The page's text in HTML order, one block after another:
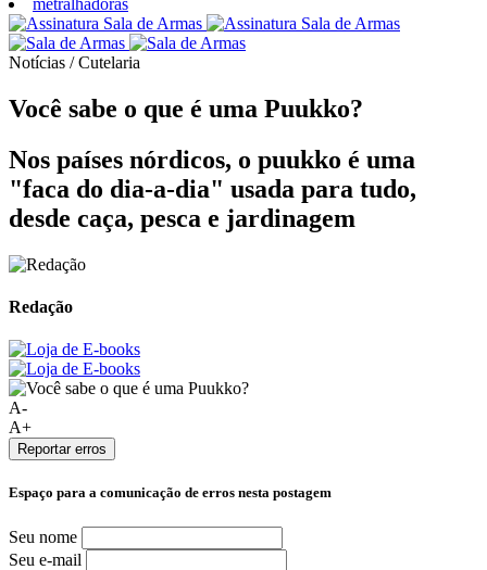
metralhadoras
Notícias / Cutelaria
Você sabe o que é uma Puukko?
Nos países nórdicos, o puukko é uma
"faca do dia-a-dia" usada para tudo,
desde caça, pesca e jardinagem
Redação
A-
A+
Reportar erros
Espaço para a comunicação de erros nesta postagem
Seu nome
Seu e-mail